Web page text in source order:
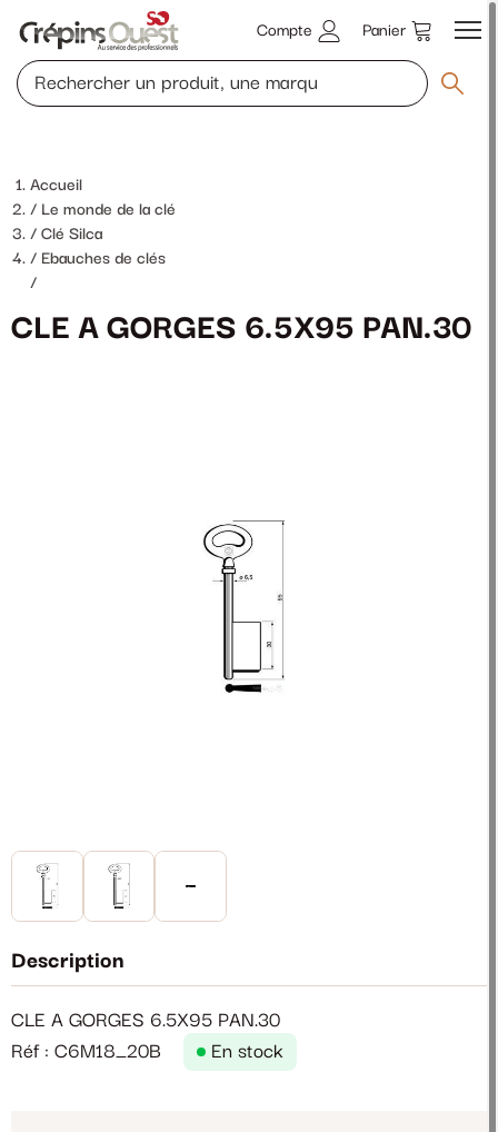
Compte Panier
Accueil
Le monde de la clé
Clé Silca
Ebauches de clés
/
CLE A GORGES 6.5X95 PAN.30
Description
CLE A GORGES 6.5X95 PAN.30
Réf : C6M18_20B
En stock